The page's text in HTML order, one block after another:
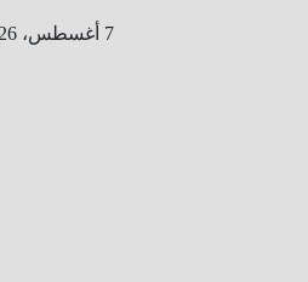
7 أغسطس، 2026